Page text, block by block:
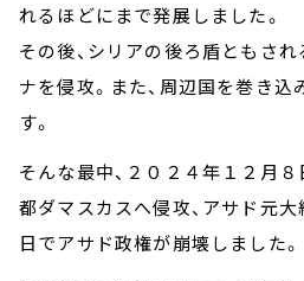
れるほどにまで発展しました。
その後、シリアの後ろ盾ともされ
ナを侵攻。また、周辺国を巻き込
す。
そんな最中、２０２４年１２月
都ダマスカスへ侵攻、アサド元
日でアサド政権が崩壊しました。